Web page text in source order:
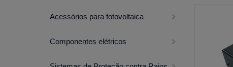
Acessórios para fotovoltaica
Componentes elétricos